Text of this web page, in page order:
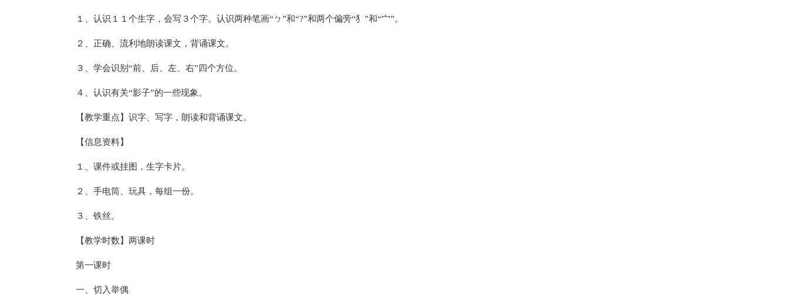
１、认识１１个生字，会写３个字。认识两种笔画“ㄅ”和“?”和两个偏旁“犭”和“宀”。
２、正确、流利地朗读课文，背诵课文。
３、学会识别“前、后、左、右”四个方位。
４、认识有关“影子”的一些现象。
【教学重点】识字、写字，朗读和背诵课文。
【信息资料】
１、课件或挂图，生字卡片。
２、手电筒、玩具，每组一份。
３、铁丝。
【教学时数】两课时
第一课时
一、切入举偶